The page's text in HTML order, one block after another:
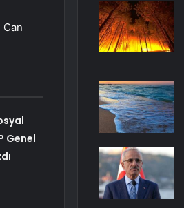
Genel